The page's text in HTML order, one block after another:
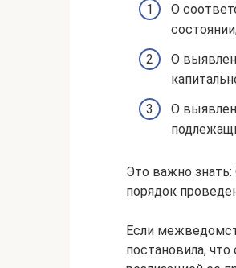
О
О
О
Это важно
порядок
Если
постановила,